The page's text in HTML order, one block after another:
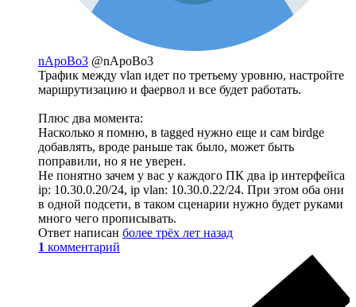
nApoBo3 @nApoBo3
Трафик между vlan идет по третьему уровню, настройте
маршрутизацию и фаервол и все будет работать.
Плюс два момента:
Насколько я помню, в tagged нужно еще и сам birdge
добавлять, вроде раньше так было, может быть
поправили, но я не уверен.
Не понятно зачем у вас у каждого ПК два ip интерфейса
ip: 10.30.0.20/24, ip vlan: 10.30.0.22/24. При этом оба они
в одной подсети, в таком сценарии нужно будет руками
много чего прописывать.
Ответ написан более трёх лет назад
1 комментарий